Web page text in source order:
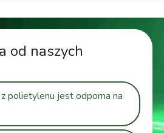
od naszych
polietylenu jest odporna na